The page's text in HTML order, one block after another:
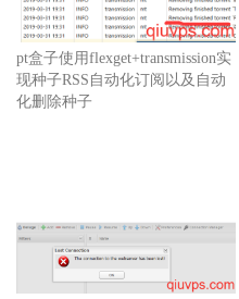
pt盒子使用flexget+transmission实
现种子RSS自动化订阅以及自动
化删除种子